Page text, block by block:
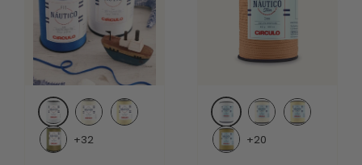
Blanc (8001)Crème (1074)Porcelana (7684)
+32 White (8001)Creme (1074)
+20